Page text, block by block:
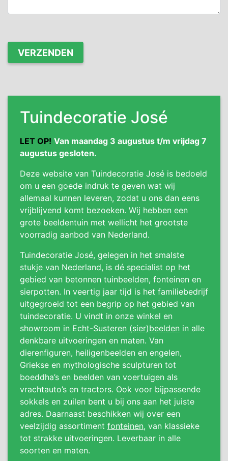
Tuindecoratie José
LET OP! Van maandag 3 augustus t/m vrijdag 7
augustus gesloten.
Deze website van Tuindecoratie José is bedoeld
om u een goede indruk te geven wat wij
allemaal kunnen leveren, zodat u ons dan eens
vrijblijvend komt bezoeken. Wij hebben een
grote beeldentuin met wellicht het grootste
voorradig aanbod van Nederland.
Tuindecoratie José, gelegen in het smalste
stukje van Nederland, is dé specialist op het
gebied van betonnen tuinbeelden, fonteinen en
sierpotten. In veertig jaar tijd is het familiebedrijf
uitgegroeid tot een begrip op het gebied van
tuindecoratie. U vindt in onze winkel en
showroom in Echt-Susteren (sier)beelden in alle
denkbare uitvoeringen en maten. Van
dierenfiguren, heiligenbeelden en engelen,
Griekse en mythologische sculpturen tot
boeddha’s en beelden van voertuigen als
vrachtauto’s en tractors. Ook voor bijpassende
sokkels en zuilen bent u bij ons aan het juiste
adres. Daarnaast beschikken wij over een
veelzijdig assortiment fonteinen, van klassieke
tot strakke uitvoeringen. Leverbaar in alle
soorten en maten.